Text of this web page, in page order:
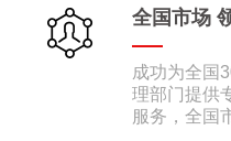
全国市场
成功为全国
理部门提供
服务，全国